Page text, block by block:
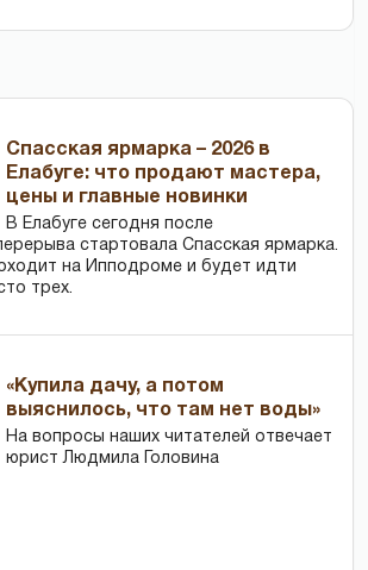
Спасская ярмарка – 2026 в
Елабуге: что продают мастера,
цены и главные новинки
В Елабуге сегодня после
стартовала Спасская ярмарка.
на Ипподроме и будет идти
трех.
«Купила дачу, а потом
выяснилось, что там нет воды»
На вопросы наших читателей отвечает
юрист Людмила Головина